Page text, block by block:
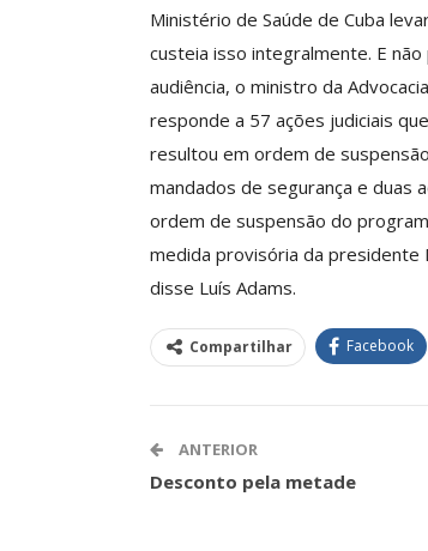
Ministério de Saúde de Cuba
custeia isso integralmente. E não
audiência, o ministro da
responde a 57 ações judiciais
resultou em ordem de
mandados de segurança e duas
ordem de suspensão do
medida provisória da
disse Luís Adams.
Compartilhar Facebook
ANTERIOR
Desconto pela metade
Clube
Reúne